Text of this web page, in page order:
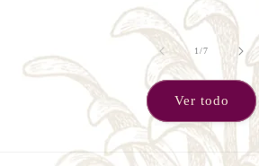
1/de
7
Ver todo